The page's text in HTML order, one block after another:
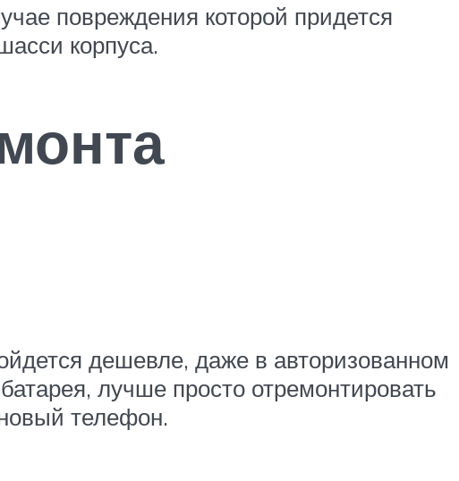
повреждения которой придется
корпуса.
дешевле, даже в авторизованном
лучше просто отремонтировать
телефон.